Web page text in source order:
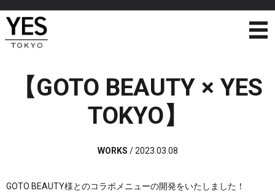
【GOTO BEAUTY × YES
TOKYO】
WORKS /2023.03.08
GOTO BEAUTY様とのコラボメニューの開発をいたしました！